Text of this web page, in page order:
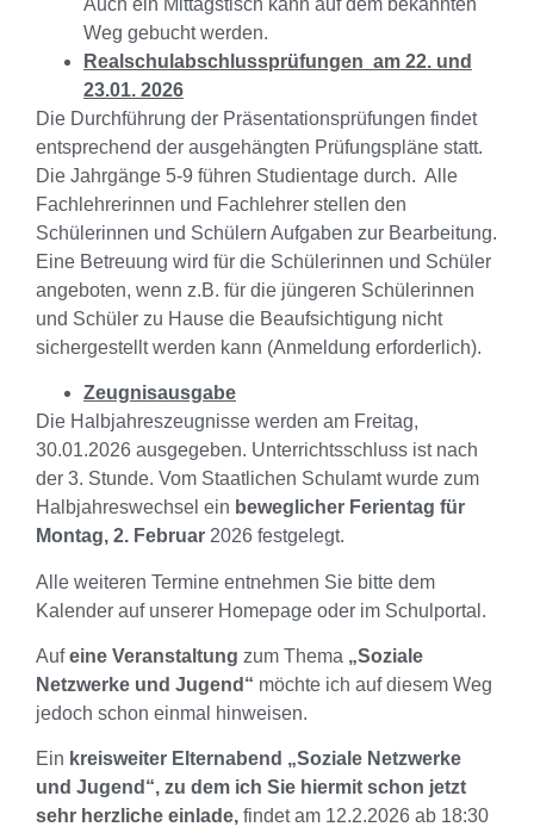
Weg gebucht werden.
Realschulabschlussprüfungen am 22. und
23.01. 2026
Die Durchführung der Präsentationsprüfungen findet
entsprechend der ausgehängten Prüfungspläne statt.
Die Jahrgänge 5-9 führen Studientage durch. Alle
Fachlehrerinnen und Fachlehrer stellen den
Schülerinnen und Schülern Aufgaben zur Bearbeitung.
Eine Betreuung wird für die Schülerinnen und Schüler
angeboten, wenn z.B. für die jüngeren Schülerinnen
und Schüler zu Hause die Beaufsichtigung nicht
sichergestellt werden kann (Anmeldung erforderlich).
Zeugnisausgabe
Die Halbjahreszeugnisse werden am Freitag,
30.01.2026 ausgegeben. Unterrichtsschluss ist nach
der 3. Stunde. Vom Staatlichen Schulamt wurde zum
Halbjahreswechsel ein beweglicher Ferientag für
Montag, 2. Februar 2026 festgelegt.
Alle weiteren Termine entnehmen Sie bitte dem
Kalender auf unserer Homepage oder im Schulportal.
Aufeine Veranstaltung zum Thema „Soziale
Netzwerke und Jugend“ möchte ich auf diesem Weg
jedoch schon einmal hinweisen.
Ein kreisweiter Elternabend „Soziale Netzwerke
und Jugend“, zu dem ich Sie hiermit schon jetzt
sehr herzliche einlade, findet am 12.2.2026 ab 18:30